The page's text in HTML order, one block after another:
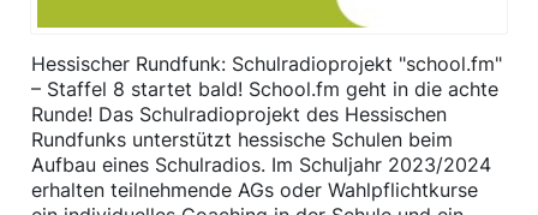
Hessischer Rundfunk: Schulradioprojekt "school.fm"
– Staffel 8 startet bald! School.fm geht in die achte
Runde! Das Schulradioprojekt des Hessischen
Rundfunks unterstützt hessische Schulen beim
Aufbau eines Schulradios. Im Schuljahr 2023/2024
erhalten teilnehmende AGs oder Wahlpflichtkurse